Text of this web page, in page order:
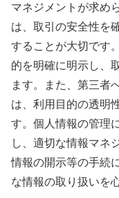
マネジメントが求め
は、取引の安全性を
することが大切です
的を明確に明示し、
ます。また、第三者
は、利用目的の透明
す。個人情報の管理
し、適切な情報マネ
情報の開示等の手続
な情報の取り扱いを